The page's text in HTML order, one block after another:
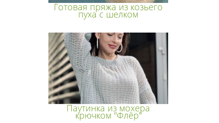
Готовая пряжа из козьего
пуха с шелком
Паутинка из мохера
крючком "Флёр"